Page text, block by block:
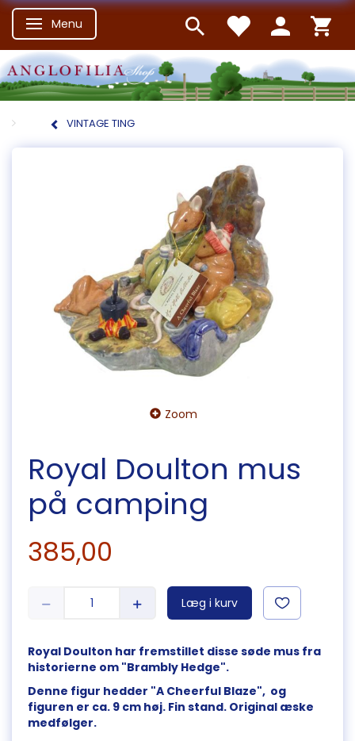
Skifte navigation
Menu
VINTAGE TING
Zoom
Royal Doulton mus
på camping
385,00
Læg i kurv
Royal Doulton har fremstillet disse søde mus fra
historierne om "Brambly Hedge".
Denne figur hedder "A Cheerful Blaze", og
figuren er ca. 9 cm høj. Fin stand. Original æske
medfølger.